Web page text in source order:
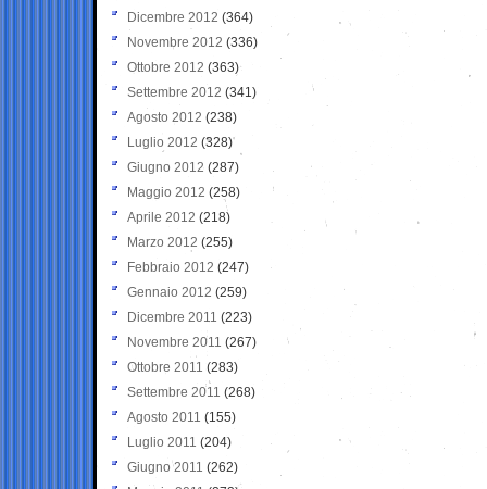
Dicembre 2012 (364)
Novembre 2012 (336)
Ottobre 2012 (363)
Settembre 2012 (341)
Agosto 2012 (238)
Luglio 2012 (328)
Giugno 2012 (287)
Maggio 2012 (258)
Aprile 2012 (218)
Marzo 2012 (255)
Febbraio 2012 (247)
Gennaio 2012 (259)
Dicembre 2011 (223)
Novembre 2011 (267)
Ottobre 2011 (283)
Settembre 2011 (268)
Agosto 2011 (155)
Luglio 2011 (204)
Giugno 2011 (262)